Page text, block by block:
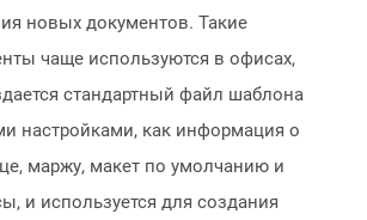
новых документов. Такие
чаще используются в офисах,
стандартный файл шаблона
настройками, как информация о
маржу, макет по умолчанию и
и используется для создания